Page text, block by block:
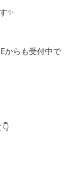
✨
からも受付中で